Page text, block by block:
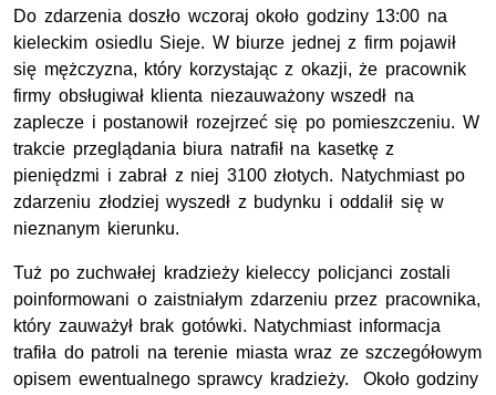
Do zdarzenia doszło wczoraj około godziny 13:00 na
kieleckim osiedlu Sieje. W biurze jednej z firm pojawił
się mężczyzna, który korzystając z okazji, że pracownik
firmy obsługiwał klienta niezauważony wszedł na
zaplecze i postanowił rozejrzeć się po pomieszczeniu. W
trakcie przeglądania biura natrafił na kasetkę z
pieniędzmi i zabrał z niej 3100 złotych. Natychmiast po
zdarzeniu złodziej wyszedł z budynku i oddalił się w
nieznanym kierunku.
Tuż po zuchwałej kradzieży kieleccy policjanci zostali
poinformowani o zaistniałym zdarzeniu przez pracownika,
który zauważył brak gotówki. Natychmiast informacja
trafiła do patroli na terenie miasta wraz ze szczegółowym
opisem ewentualnego sprawcy kradzieży. Około godziny